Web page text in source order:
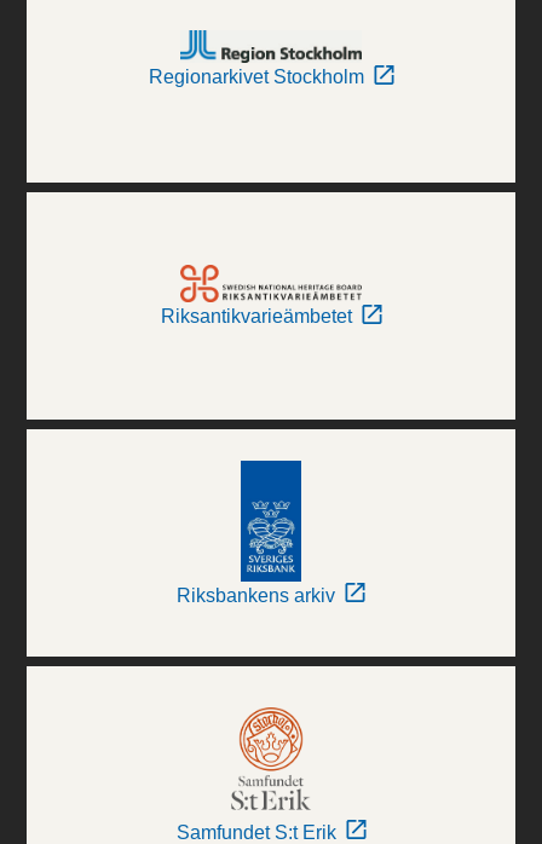
Regionarkivet Stockholm
Riksantikvarieämbetet
Riksbankens arkiv
Samfundet S:t Erik